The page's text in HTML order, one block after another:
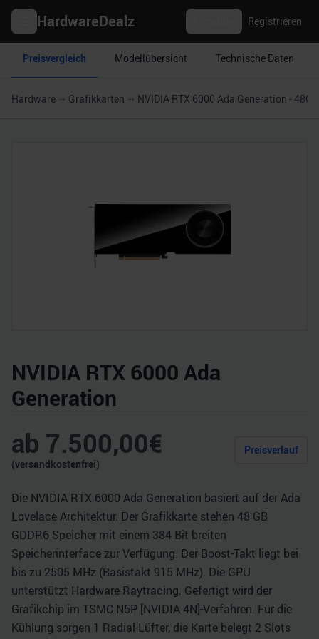
HardwareDealz Registrieren
Preisvergleich Modellübersicht Technische Daten
Hardware Grafikkarten NVIDIA RTX 6000 Ada Generation - 48GB
NVIDIA RTX 6000 Ada
Generation
ab 7.500,00€
(versandkostenfrei)
Preisverlauf
Die NVIDIA RTX 6000 Ada Generation basiert auf der Ada
Lovelace Architektur. Der Grafikkarte stehen 48 GB
GDDR6 Speicher mit einem 384 Bit breiten
Speicherinterface zur Verfügung. Der Boost-Takt liegt bei
bis zu 2505 MHz (Basistakt 915 MHz). Die GPU
unterstützt Hardware-Raytracing. Gefertigt wird der
Grafikchip im TSMC N5P [NVIDIA 4N]-Verfahren. Für die
Kühlung sorgen 1 Radial-Lüfter, die Karte belegt 2 Slots